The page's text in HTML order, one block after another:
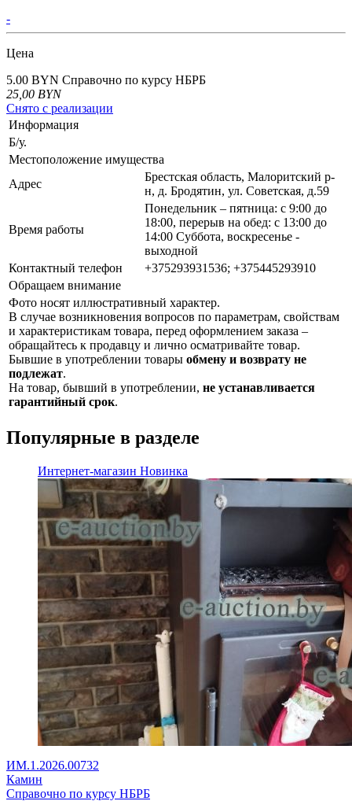
-
Цена
5.00 BYN Справочно по курсу НБРБ
25,00 BYN
Снято с реализации
Информация
Б/у.
Местоположение имущества
Адрес
Брестская область, Малоритский р-
н, д. Бродятин, ул. Советская, д.59
Время работы
Понедельник – пятница: с 9:00 до
18:00, перерыв на обед: с 13:00 до
14:00 Суббота, воскресенье -
выходной
Контактный телефон
+375293931536; +375445293910
Обращаем внимание
Фото носят иллюстративный характер.
В случае возникновения вопросов по параметрам, свойствам
и характеристикам товара, перед оформлением заказа –
обращайтесь к продавцу и лично осматривайте товар.
Бывшие в употреблении товары обмену и возврату не
подлежат.
На товар, бывший в употреблении, не устанавливается
гарантийный срок.
Популярные в разделе
Интернет-магазин Новинка
ИМ.1.2026.00732
Камин
Справочно по курсу НБРБ